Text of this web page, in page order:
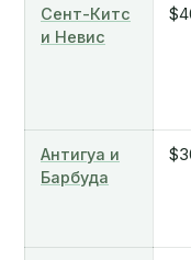
Сент-Китс
и Невис
Антигуа и
Барбуда